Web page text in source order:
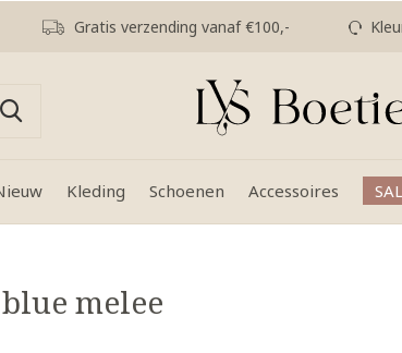
Kleding Schoenen Accessoires
Gratis verzending vanaf €100,-
melee